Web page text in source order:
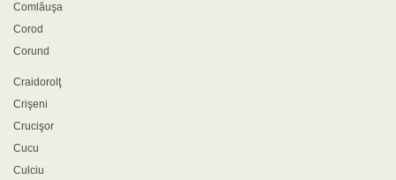
Comlăuşa
Corod
Corund
Craidorolţ
Crişeni
Crucişor
Cucu
Culciu